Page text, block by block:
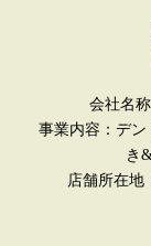
会社名
事業内容：デ
き
店舗所在地